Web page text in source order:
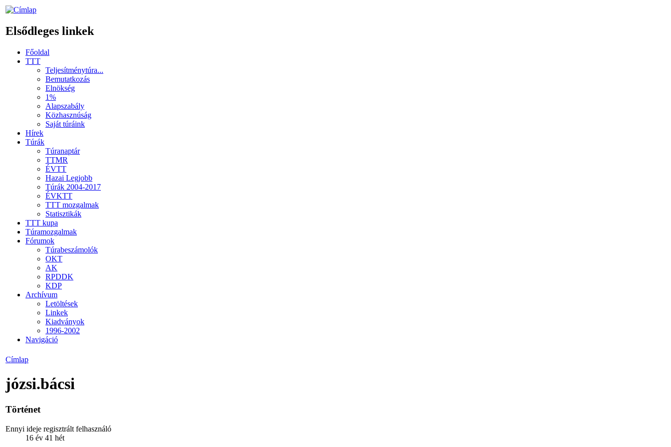
Elsődleges linkek
Főoldal
TTT
Teljesítménytúra...
Bemutatkozás
Elnökség
1%
Alapszabály
Közhasznúság
Saját túráink
Hírek
Túrák
Túranaptár
TTMR
ÉVTT
Hazai Legjobb
Túrák 2004-2017
ÉVKTT
TTT mozgalmak
Statisztikák
TTT kupa
Túramozgalmak
Fórumok
Túrabeszámolók
OKT
AK
RPDDK
KDP
Archívum
Letöltések
Linkek
Kiadványok
1996-2002
Navigáció
Címlap
józsi.bácsi
Történet
Ennyi ideje regisztrált felhasználó
16 év 41 hét